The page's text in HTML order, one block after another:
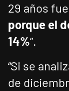
29 años
porque el
14%”.
“Si se
de